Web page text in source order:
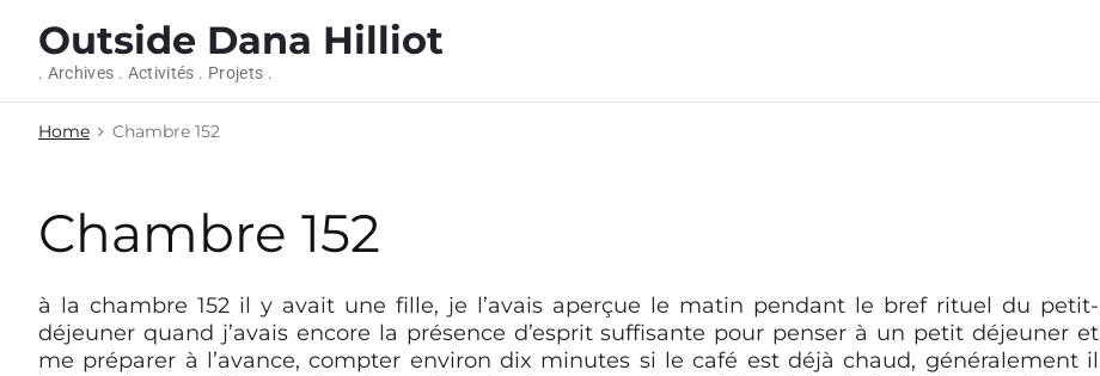
Outside Dana Hilliot
. Archives . Activités . Projets .
Home Chambre 152
Chambre 152
à la chambre 152 il y avait une fille, je l’avais aperçue le matin pendant le bref rituel du petit-
déjeuner quand j’avais encore la présence d’esprit suffisante pour penser à un petit déjeuner et
me préparer à l’avance, compter environ dix minutes si le café est déjà chaud, généralement il